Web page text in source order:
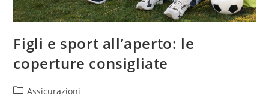
Figli e sport all’aperto: le
coperture consigliate
Assicurazioni